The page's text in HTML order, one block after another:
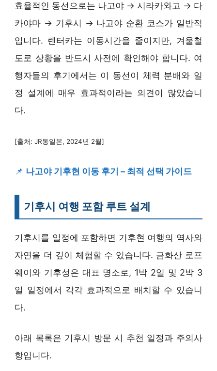
효율적인 동선으로는 나고야 → 시라카와고 → 다
카야마 → 기후시 → 나고야 순환 코스가 일반적
입니다. 렌터카는 이동시간을 줄이지만, 겨울철
도로 상황을 반드시 사전에 확인해야 합니다. 여
행자들의 후기에서는 이 동선이 체력 분배와 일
정 설계에 매우 효과적이라는 의견이 많았습니
다.
[출처: JR동일본, 2024년 2월]
📌 나고야 기후현 이동 후기 – 최적 선택 가이드
기후시 여행 포함 루트 설계
기후시를 일정에 포함하면 기후현 여행의 역사와
자연을 더 깊이 체험할 수 있습니다. 금화산 로프
웨이와 기후성은 대표 명소로, 1박 2일 및 2박 3
일 일정에서 각각 효과적으로 배치할 수 있습니
다.
아래 목록은 기후시 방문 시 추천 일정과 주의사
항입니다.